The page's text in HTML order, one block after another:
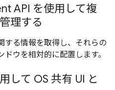
API を使用して複
理する
する情報を取得し、それらの
ウを相対的に配置します。
して OS 共有 UI と